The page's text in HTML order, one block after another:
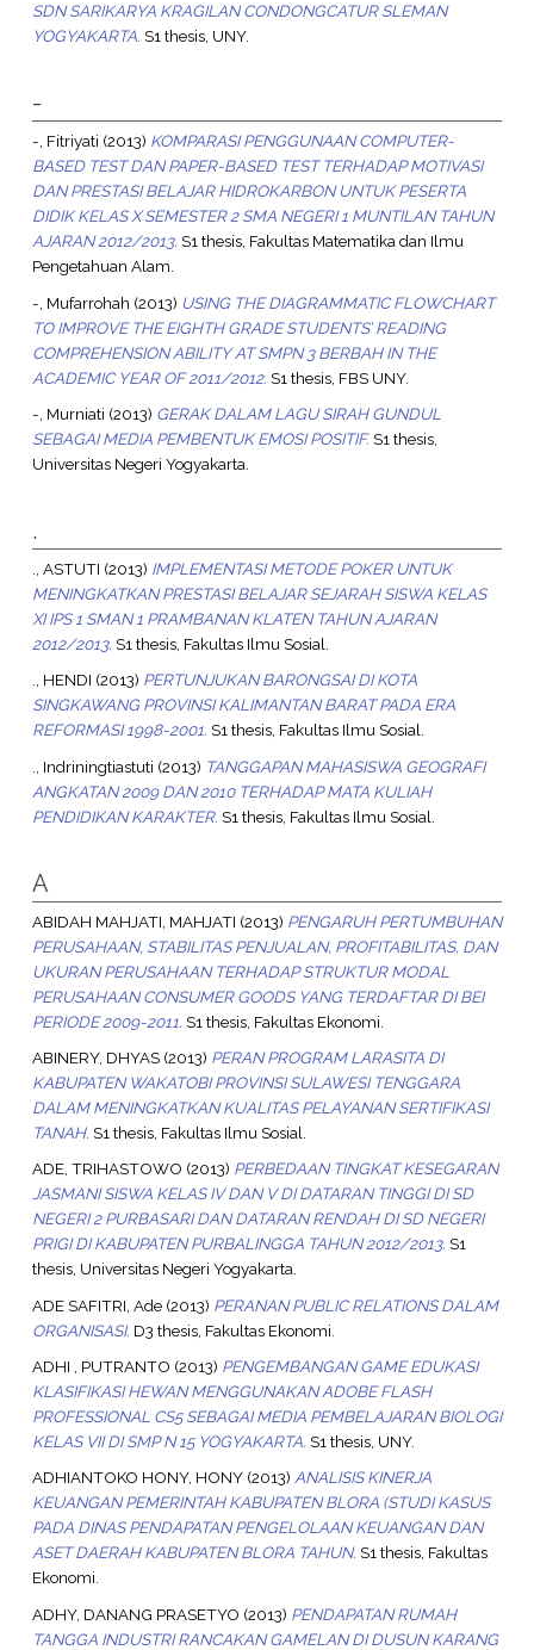
SDN SARIKARYA KRAGILAN CONDONGCATUR SLEMAN
YOGYAKARTA. S1 thesis, UNY.
-
-, Fitriyati (2013) KOMPARASI PENGGUNAAN COMPUTER-
BASED TEST DAN PAPER-BASED TEST TERHADAP MOTIVASI
DAN PRESTASI BELAJAR HIDROKARBON UNTUK PESERTA
DIDIK KELAS X SEMESTER 2 SMA NEGERI 1 MUNTILAN TAHUN
AJARAN 2012/2013. S1 thesis, Fakultas Matematika dan Ilmu
Pengetahuan Alam.
-, Mufarrohah (2013) USING THE DIAGRAMMATIC FLOWCHART
TO IMPROVE THE EIGHTH GRADE STUDENTS’ READING
COMPREHENSION ABILITY AT SMPN 3 BERBAH IN THE
ACADEMIC YEAR OF 2011/2012. S1 thesis, FBS UNY.
-, Murniati (2013) GERAK DALAM LAGU SIRAH GUNDUL
SEBAGAI MEDIA PEMBENTUK EMOSI POSITIF.S1 thesis,
Universitas Negeri Yogyakarta.
.
., ASTUTI (2013) IMPLEMENTASI METODE POKER UNTUK
MENINGKATKAN PRESTASI BELAJAR SEJARAH SISWA KELAS
XI IPS 1 SMAN 1 PRAMBANAN KLATEN TAHUN AJARAN
2012/2013. S1 thesis, Fakultas Ilmu Sosial.
., HENDI (2013) PERTUNJUKAN BARONGSAI DI KOTA
SINGKAWANG PROVINSI KALIMANTAN BARAT PADA ERA
REFORMASI 1998-2001. S1 thesis, Fakultas Ilmu Sosial.
., Indriningtiastuti (2013) TANGGAPAN MAHASISWA GEOGRAFI
ANGKATAN 2009 DAN 2010 TERHADAP MATA KULIAH
PENDIDIKAN KARAKTER. S1 thesis, Fakultas Ilmu Sosial.
A
ABIDAH MAHJATI, MAHJATI (2013) PENGARUH PERTUMBUHAN
PERUSAHAAN, STABILITAS PENJUALAN, PROFITABILITAS, DAN
UKURAN PERUSAHAAN TERHADAP STRUKTUR MODAL
PERUSAHAAN CONSUMER GOODS YANG TERDAFTAR DI BEI
PERIODE 2009-2011. S1 thesis, Fakultas Ekonomi.
ABINERY, DHYAS(2013) PERAN PROGRAM LARASITA DI
KABUPATEN WAKATOBI PROVINSI SULAWESI TENGGARA
DALAM MENINGKATKAN KUALITAS PELAYANAN SERTIFIKASI
TANAH. S1 thesis, Fakultas Ilmu Sosial.
ADE, TRIHASTOWO (2013) PERBEDAAN TINGKAT KESEGARAN
JASMANI SISWA KELAS IV DAN V DI DATARAN TINGGI DI SD
NEGERI 2 PURBASARI DAN DATARAN RENDAH DI SD NEGERI
PRIGI DI KABUPATEN PURBALINGGA TAHUN 2012/2013. S1
thesis, Universitas Negeri Yogyakarta.
ADE SAFITRI, Ade(2013) PERANAN PUBLIC RELATIONS DALAM
ORGANISASI. D3 thesis, Fakultas Ekonomi.
ADHI , PUTRANTO (2013) PENGEMBANGAN GAME EDUKASI
KLASIFIKASI HEWAN MENGGUNAKAN ADOBE FLASH
PROFESSIONAL CS5 SEBAGAI MEDIA PEMBELAJARAN BIOLOGI
KELAS VII DI SMP N 15 YOGYAKARTA. S1 thesis, UNY.
ADHIANTOKO HONY, HONY(2013) ANALISIS KINERJA
KEUANGAN PEMERINTAH KABUPATEN BLORA (STUDI KASUS
PADA DINAS PENDAPATAN PENGELOLAAN KEUANGAN DAN
ASET DAERAH KABUPATEN BLORA TAHUN. S1 thesis, Fakultas
Ekonomi.
ADHY, DANANG PRASETYO (2013) PENDAPATAN RUMAH
TANGGA INDUSTRI RANCAKAN GAMELAN DI DUSUN KARANG